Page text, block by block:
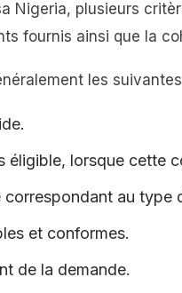
Nigeria, plusieurs
fournis ainsi que la
les
éligible, lorsque cette
au type
et conformes.
de la demande.